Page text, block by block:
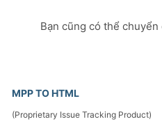
Bạn cũng có thể
MPP TO HTML
(Proprietary Issue Tracking Product)